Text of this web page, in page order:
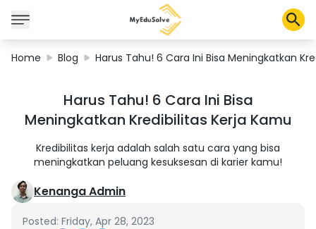
Corporate Solutions
Certifications
About Us
Home Blog Harus Tahu! 6 Cara Ini Bisa Meningkatkan
Harus Tahu! 6 Cara Ini Bisa
Meningkatkan Kredibilitas Kerja Kamu
Kredibilitas kerja adalah salah satu cara yang bisa
meningkatkan peluang kesuksesan di karier kamu!
Kenanga Admin
Posted: Friday, Apr 28, 2023